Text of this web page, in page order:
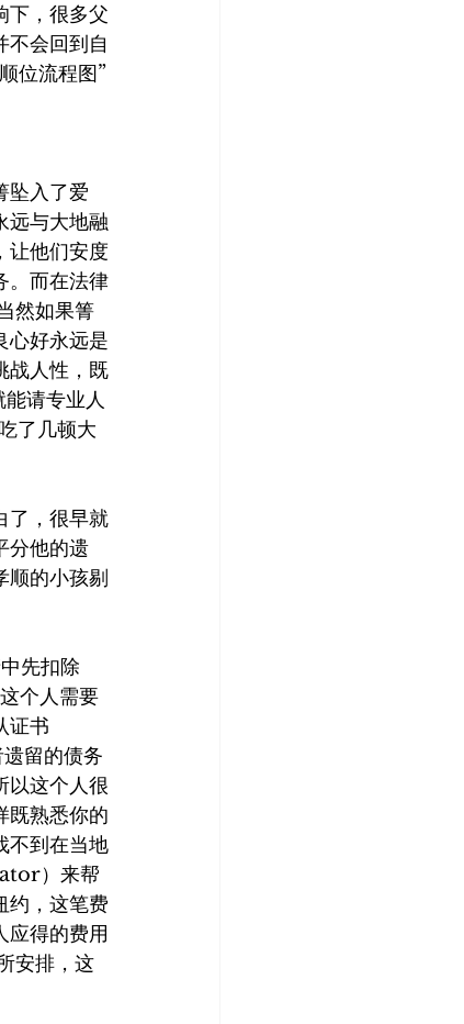
下，很多父
不会回到自
位流程图”
坠入了爱
远与大地融
让他们安度
。而在法律
然如果箐
心好永远是
战人性，既
请专业人
了几顿大
了，很早就
分他的遗
顺的小孩剔
先扣除
个人需要
证书
留的债务
以这个人很
既熟悉你的
不到在当地
）来帮
约，这笔费
应得的费用
安排，这